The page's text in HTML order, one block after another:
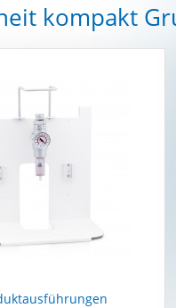
kompakt